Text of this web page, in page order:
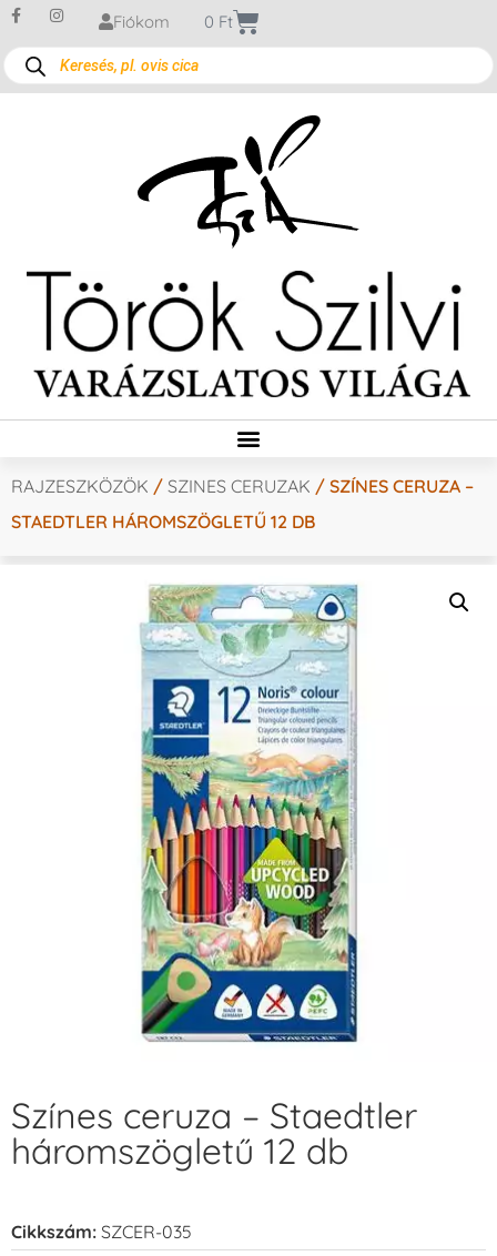
Fiókom 0 Ft
RAJZESZKÖZÖK / SZINES CERUZAK / SZÍNES CERUZA –
STAEDTLER HÁROMSZÖGLETŰ 12 DB
Színes ceruza – Staedtler
háromszögletű 12 db
Cikkszám: SZCER-035